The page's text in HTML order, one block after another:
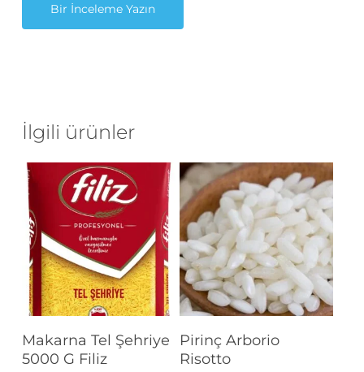
Bir İnceleme Yazın
İlgili ürünler
Devamını Oku
Makarna Tel Şehriye
5000 G Filiz
Devamını Oku
Pirinç Arborio
Risotto